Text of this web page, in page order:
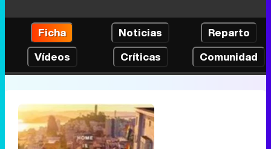
Ficha Noticias
Reparto
Vídeos
Críticas Comunidad